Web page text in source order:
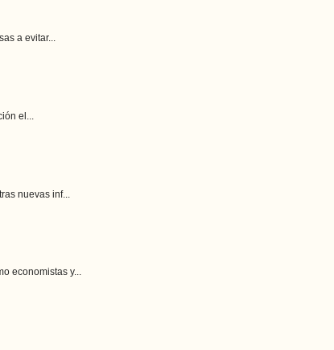
a evitar...
el...
nuevas inf...
economistas y...